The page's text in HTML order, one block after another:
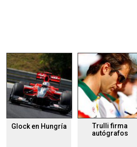
Glock en Hungría
Trulli firma
autógrafos